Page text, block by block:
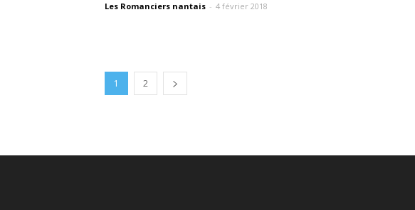
Les Romanciers nantais - 4 février 2018
1 2